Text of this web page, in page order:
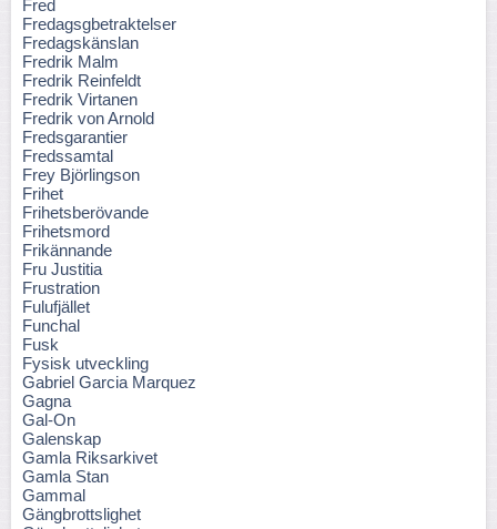
Fred
Fredagsgbetraktelser
Fredagskänslan
Fredrik Malm
Fredrik Reinfeldt
Fredrik Virtanen
Fredrik von Arnold
Fredsgarantier
Fredssamtal
Frey Björlingson
Frihet
Frihetsberövande
Frihetsmord
Frikännande
Fru Justitia
Frustration
Fulufjället
Funchal
Fusk
Fysisk utveckling
Gabriel Garcia Marquez
Gagna
Gal-On
Galenskap
Gamla Riksarkivet
Gamla Stan
Gammal
Gängbrottslighet